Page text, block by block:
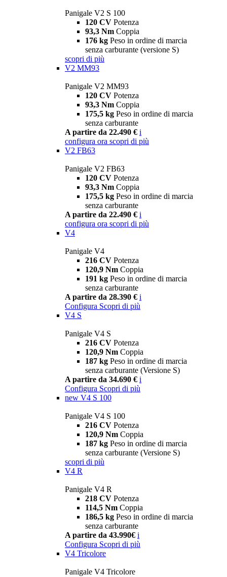
Panigale V2 S 100
120 CV Potenza
93,3 Nm Coppia
176 kg Peso in ordine di marcia
senza carburante (versione S)
scopri di più
V2 MM93
Panigale V2 MM93
120 CV Potenza
93,3 Nm Coppia
175,5 kg Peso in ordine di marcia
senza carburante
A partire da 22.490 € i
configura ora scopri di più
V2 FB63
Panigale V2 FB63
120 CV Potenza
93,3 Nm Coppia
175,5 kg Peso in ordine di marcia
senza carburante
A partire da 22.490 € i
configura ora scopri di più
V4
Panigale V4
216 CV Potenza
120,9 Nm Coppia
191 kg Peso in ordine di marcia
senza carburante
A partire da 28.390 € i
Configura Scopri di più
V4 S
Panigale V4 S
216 CV Potenza
120,9 Nm Coppia
187 kg Peso in ordine di marcia
senza carburante (Versione S)
A partire da 34.690 € i
Configura Scopri di più
new V4 S 100
Panigale V4 S 100
216 CV Potenza
120,9 Nm Coppia
187 kg Peso in ordine di marcia
senza carburante (Versione S)
scopri di più
V4 R
Panigale V4 R
218 CV Potenza
114,5 Nm Coppia
186,5 kg Peso in ordine di marcia
senza carburante
A partire da 43.990€ i
Configura Scopri di più
V4 Tricolore
Panigale V4 Tricolore